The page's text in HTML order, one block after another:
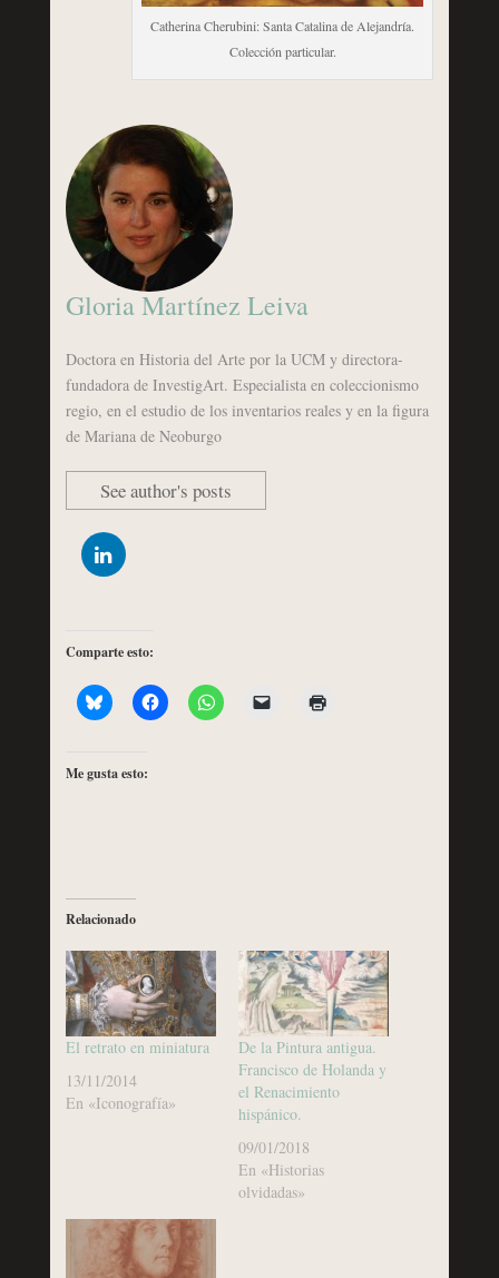
Catherina Cherubini: Santa Catalina de Alejandría.
Colección particular.
Gloria Martínez Leiva
Doctora en Historia del Arte por la UCM y directora-
fundadora de InvestigArt. Especialista en coleccionismo
regio, en el estudio de los inventarios reales y en la figura
de Mariana de Neoburgo
See author's posts
Comparte esto:
Me gusta esto:
Relacionado
El retrato en miniatura
13/11/2014
En «Iconografía»
De la Pintura antigua.
Francisco de Holanda y
el Renacimiento
hispánico.
09/01/2018
En «Historias
olvidadas»